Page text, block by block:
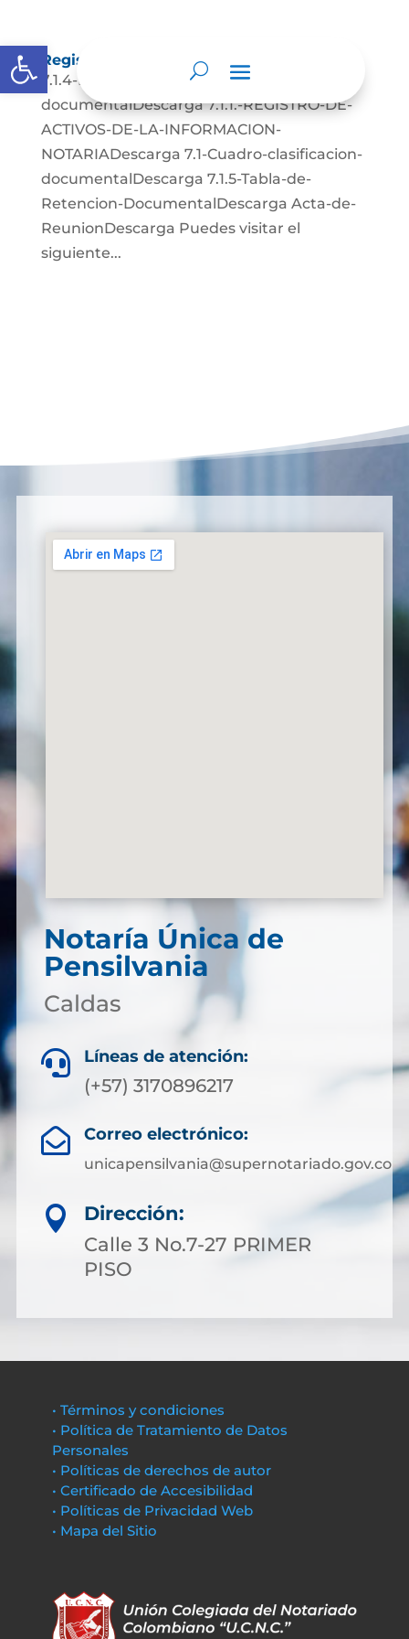
Abrir barra de herramientas
Registros de activos de información
7.1.4-Programa-de-gestion-
documentalDescarga 7.1.1.-REGISTRO-DE-
ACTIVOS-DE-LA-INFORMACION-
NOTARIADescarga 7.1-Cuadro-clasificacion-
documentalDescarga 7.1.5-Tabla-de-
Retencion-DocumentalDescarga Acta-de-
ReunionDescarga Puedes visitar el
siguiente...
Notaría Única de
Pensilvania
Caldas
 Líneas de atención:
(+57) 3170896217
 Correo electrónico:
unicapensilvania@supernotariado.gov.co

Dirección:
Calle 3 No.7-27 PRIMER
PISO
• Términos y condiciones
• Política de Tratamiento de Datos
Personales
• Políticas de derechos de autor
• Certificado de Accesibilidad
• Políticas de Privacidad Web
• Mapa del Sitio